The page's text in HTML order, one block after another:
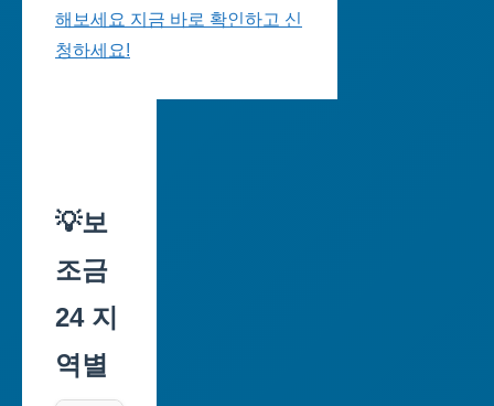
해보세요 지금 바로 확인하고 신
청하세요!
💡보
조금
24 지
역별